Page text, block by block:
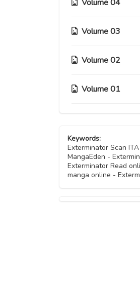
Volume 04
Capitolo 19
Capitolo 18
Capitolo 17
Capitolo 15
Volume 03
Capitolo 14
Capitolo 13
Capitolo 11.2
Capitolo 11
Volume 02
Capitolo 09
Capitolo 07
Capitolo 06
Volume 01
Capitolo 03
Capitolo 02
Keywords:
Exterminator Scan
MangaEden -
Exterminator Read
manga online -